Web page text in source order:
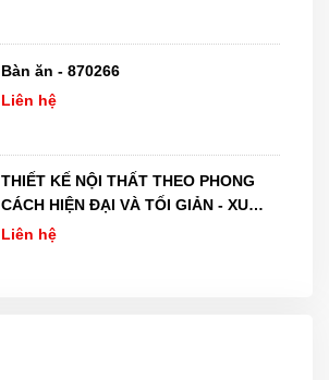
Bàn ăn - 870266
Liên hệ
THIẾT KẾ NỘI THẤT THEO PHONG
CÁCH HIỆN ĐẠI VÀ TỐI GIẢN - XU
HƯỚNG MỚI NHẤT NĂM 2026
Liên hệ